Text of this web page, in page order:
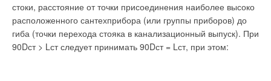
стоки, расстояние от точки присоединения наиболее высоко
расположенного сантехприбора (или группы приборов) до
гиба (точки перехода стояка в канализационный выпуск). При
90Dст > Lст следует принимать 90Dст = Lст, при этом: